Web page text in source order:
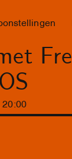
20 :00